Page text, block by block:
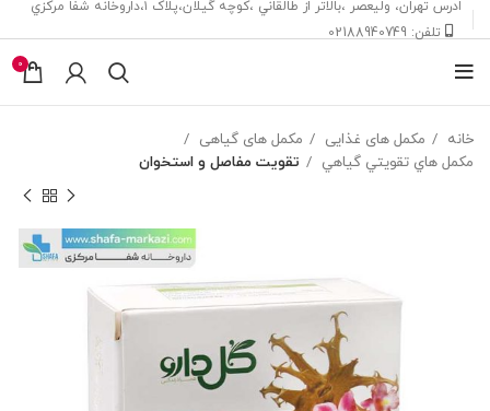
ادرس تهران، ‎وليعصر ،بالاتر از طالقاني ،كوچه گيلان،پلاک ۱،داروخانه شفا مركزي
تلفن: 02188940749
0
خانه مکمل های غذایی
مکمل های گیاهی
مکمل هاي تقويتي گياهي
تقويت مفاصل و استخوان